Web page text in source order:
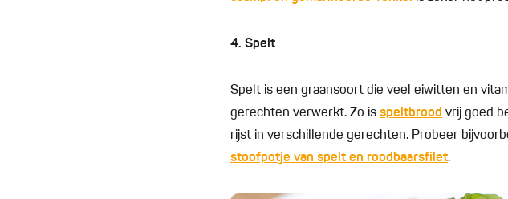
4. Spelt
Spelt is een graansoort die veel eiwitten en
gerechten verwerkt. Zo is speltbrood vrij goed
rijst in verschillende gerechten. Probeer
stoofpotje van spelt en roodbaarsfilet.